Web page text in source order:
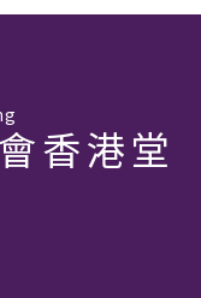
香港堂